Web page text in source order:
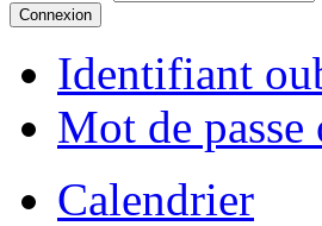
Connexion
Identifiant
Mot de passe
Calendrier